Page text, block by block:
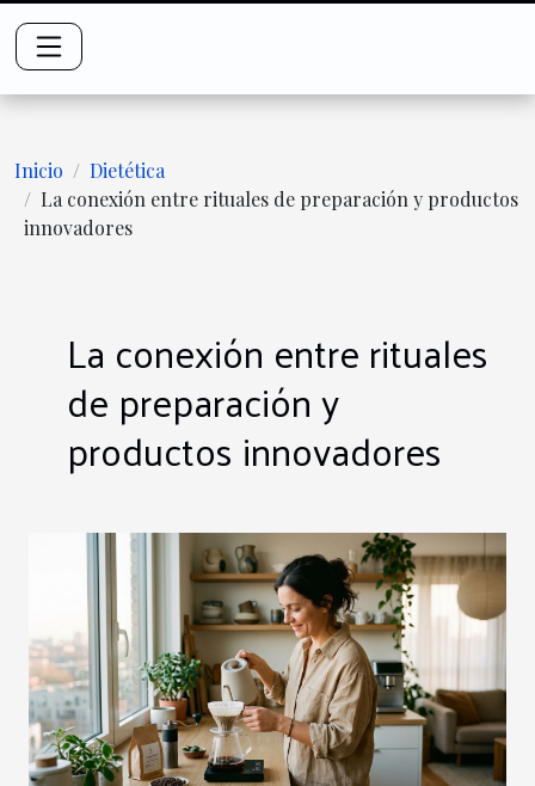
Inicio
Dietética
La conexión entre rituales de preparación y productos
innovadores
La conexión entre rituales
de preparación y
productos innovadores